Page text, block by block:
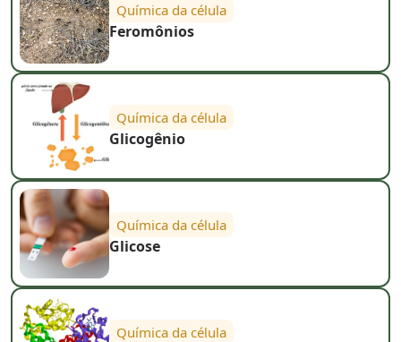
Química da célula
Feromônios
Química da célula
Glicogênio
Química da célula
Glicose
Química da célula